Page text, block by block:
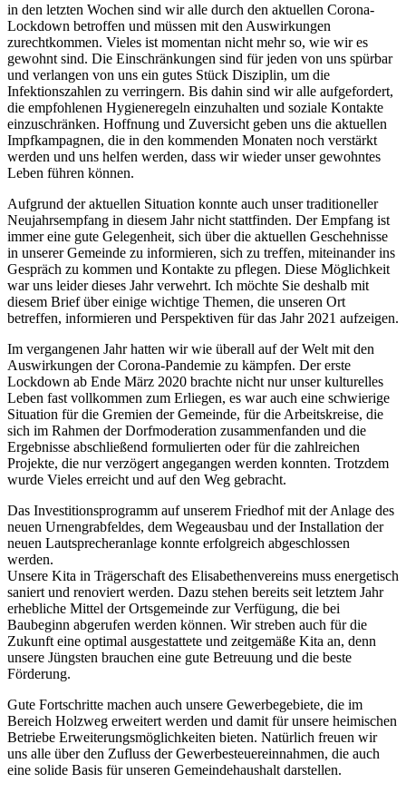
in den letzten Wochen sind wir alle durch den aktuellen Corona-
Lockdown betroffen und müssen mit den Auswirkungen
zurechtkommen. Vieles ist momentan nicht mehr so, wie wir es
gewohnt sind. Die Einschränkungen sind für jeden von uns spürbar
und verlangen von uns ein gutes Stück Disziplin, um die
Infektionszahlen zu verringern. Bis dahin sind wir alle aufgefordert,
die empfohlenen Hygieneregeln einzuhalten und soziale Kontakte
einzuschränken. Hoffnung und Zuversicht geben uns die aktuellen
Impfkampagnen, die in den kommenden Monaten noch verstärkt
werden und uns helfen werden, dass wir wieder unser gewohntes
Leben führen können.
Aufgrund der aktuellen Situation konnte auch unser traditioneller
Neujahrsempfang in diesem Jahr nicht stattfinden. Der Empfang ist
immer eine gute Gelegenheit, sich über die aktuellen Geschehnisse
in unserer Gemeinde zu informieren, sich zu treffen, miteinander ins
Gespräch zu kommen und Kontakte zu pflegen. Diese Möglichkeit
war uns leider dieses Jahr verwehrt. Ich möchte Sie deshalb mit
diesem Brief über einige wichtige Themen, die unseren Ort
betreffen, informieren und Perspektiven für das Jahr 2021 aufzeigen.
Im vergangenen Jahr hatten wir wie überall auf der Welt mit den
Auswirkungen der Corona-Pandemie zu kämpfen. Der erste
Lockdown ab Ende März 2020 brachte nicht nur unser kulturelles
Leben fast vollkommen zum Erliegen, es war auch eine schwierige
Situation für die Gremien der Gemeinde, für die Arbeitskreise, die
sich im Rahmen der Dorfmoderation zusammenfanden und die
Ergebnisse abschließend formulierten oder für die zahlreichen
Projekte, die nur verzögert angegangen werden konnten. Trotzdem
wurde Vieles erreicht und auf den Weg gebracht.
Das Investitionsprogramm auf unserem Friedhof mit der Anlage des
neuen Urnengrabfeldes, dem Wegeausbau und der Installation der
neuen Lautsprecheranlage konnte erfolgreich abgeschlossen
werden.
Unsere Kita in Trägerschaft des Elisabethenvereins muss energetisch
saniert und renoviert werden. Dazu stehen bereits seit letztem Jahr
erhebliche Mittel der Ortsgemeinde zur Verfügung, die bei
Baubeginn abgerufen werden können. Wir streben auch für die
Zukunft eine optimal ausgestattete und zeitgemäße Kita an, denn
unsere Jüngsten brauchen eine gute Betreuung und die beste
Förderung.
Gute Fortschritte machen auch unsere Gewerbegebiete, die im
Bereich Holzweg erweitert werden und damit für unsere heimischen
Betriebe Erweiterungsmöglichkeiten bieten. Natürlich freuen wir
uns alle über den Zufluss der Gewerbesteuereinnahmen, die auch
eine solide Basis für unseren Gemeindehaushalt darstellen.